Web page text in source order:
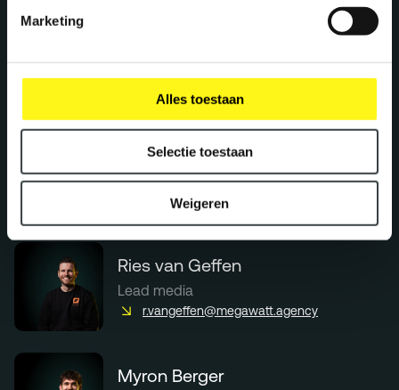
Marketing
Alles toestaan
Selectie toestaan
Weigeren
Let’s work
together
Wij creëren maximale energie voor merken.
Klaar om je merk te superchargen? Let’s meet!
Ries van Geffen
Lead media
r.vangeffen@megawatt.agency
Myron Berger